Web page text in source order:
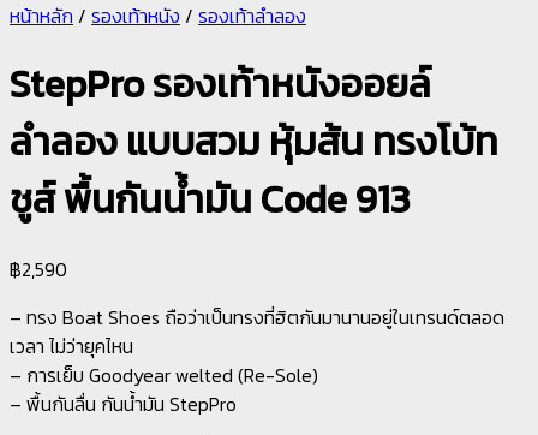
หน้าหลัก / รองเท้าหนัง / รองเท้าลำลอง
StepPro รองเท้าหนังออยล์
ลำลอง แบบสวม หุ้มส้น ทรงโบ้ท
ชูส์ พื้นกันน้ำมัน Code 913
฿2,590
– ทรง Boat Shoes ถือว่าเป็นทรงที่ฮิตกันมานานอยู่ในเทรนด์ตลอด
เวลา ไม่ว่ายุคไหน
– การเย็บ Goodyear welted (Re-Sole)
– พื้นกันลื่น กันน้ำมัน StepPro